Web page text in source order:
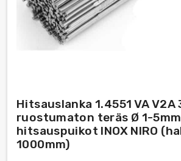
Hitsauslanka 1.4551 VA V2A
ruostumaton teräs Ø 1-5mm
hitsauspuikot INOX NIRO
1000mm)